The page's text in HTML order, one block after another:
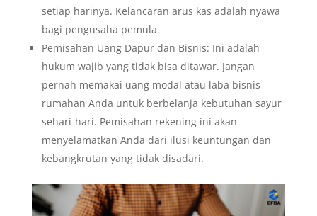
setiap harinya. Kelancaran arus kas adalah nyawa
bagi pengusaha pemula.
Pemisahan Uang Dapur dan Bisnis: Ini adalah
hukum wajib yang tidak bisa ditawar. Jangan
pernah memakai uang modal atau laba bisnis
rumahan Anda untuk berbelanja kebutuhan sayur
sehari-hari. Pemisahan rekening ini akan
menyelamatkan Anda dari ilusi keuntungan dan
kebangkrutan yang tidak disadari.